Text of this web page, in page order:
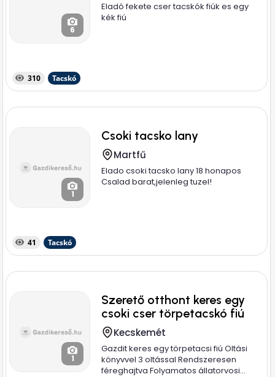
6
Eladó fekete cser tacskók fiúk es egy
kék fiú
310 Tacskó
1
Csoki tacsko lany
Martfű
Elado csoki tacsko lany 18 honapos
Csalad barat,jelenleg tuzel!
41 Tacskó
1
Szerető otthont keres egy
csoki cser törpetacskó fiú
Kecskemét
Gazdit keres egy törpetacsi fiú Oltási
könyvvel 3 oltással Rendszeresen
féreghajtva Folyamatos állatorvosi...